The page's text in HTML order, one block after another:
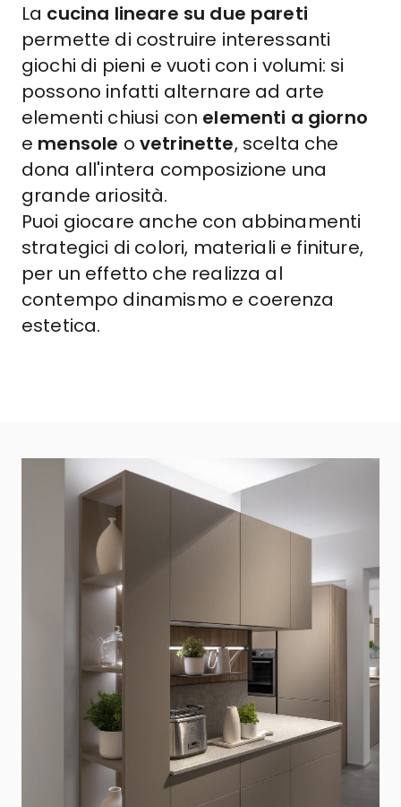
La cucina lineare su due pareti
permette di costruire interessanti
giochi di pieni e vuoti con i volumi: si
possono infatti alternare ad arte
elementi chiusi con elementi a giorno
e mensole o vetrinette, scelta che
dona all'intera composizione una
grande ariosità.
Puoi giocare anche con abbinamenti
strategici di colori, materiali e finiture,
per un effetto che realizza al
contempo dinamismo e coerenza
estetica.